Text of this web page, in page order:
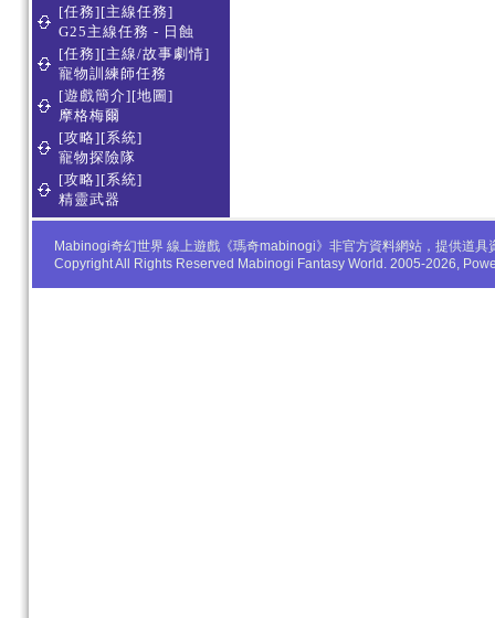
[任務][主線任務]
G25主線任務 - 日蝕
[任務][主線/故事劇情]
寵物訓練師任務
[遊戲簡介][地圖]
摩格梅爾
[攻略][系統]
寵物探險隊
[攻略][系統]
精靈武器
Mabinogi奇幻世界 線上遊戲《瑪奇mabinogi》非官方資料網站，提供道
Copyright All Rights Reserved Mabinogi Fantasy World. 2005-2026,